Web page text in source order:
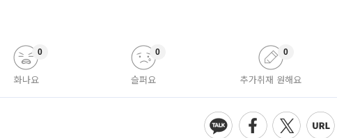
화나요
0
슬퍼요
0
추가취재 원해요
0